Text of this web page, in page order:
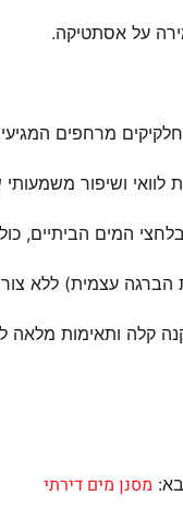
על אסתטיקה.
מרחפים
לוואי ושיפור
המים הביתיים,
עצמית) ללא
קלה ותאימות
מסנן מים דירתי